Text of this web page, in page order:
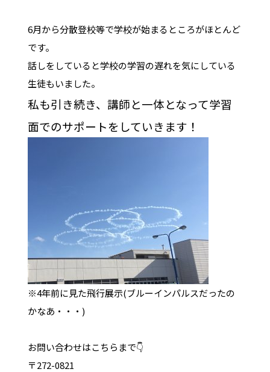
6月から分散登校等で学校が始まるところがほとんど
です。
話しをしていると学校の学習の遅れを気にしている
生徒もいました。
私も引き続き、講師と一体となって学習
面でのサポートをしていきます！
※4年前に見た飛行展示(ブルーインパルスだったの
かなあ・・・)
お問い合わせはこちらまで👇
〒272-0821